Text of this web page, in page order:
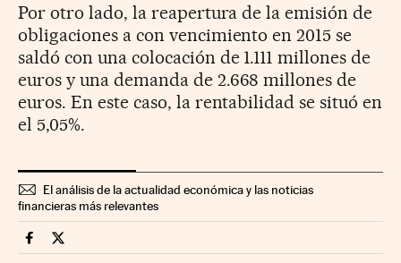
Por otro lado, la reapertura de la emisión de
obligaciones a con vencimiento en 2015 se
saldó con una colocación de 1.111 millones de
euros y una demanda de 2.668 millones de
euros. En este caso, la rentabilidad se situó en
el 5,05%.
El análisis de la actualidad económica y las noticias
financieras más relevantes
Mercados Financieros Cinco Días en Facebook
Mercados Financieros Cinco Días en Twitter